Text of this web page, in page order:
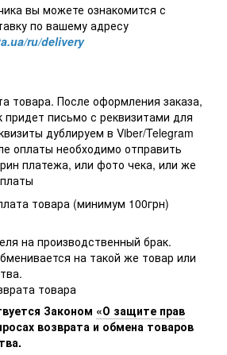
вы можете ознакомится с
по вашему адресу
ru/delivery
товара. После оформления заказа,
письмо с реквизитами для
дублируем в Viber/Telegram
оплаты необходимо отправить
платежа, или фото чека, или же
товара (минимум 100грн)
на производственный брак.
на такой же товар или
товара
Законом «О защите прав
возврата и обмена товаров